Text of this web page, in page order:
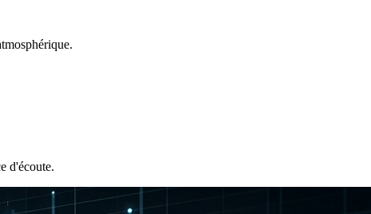
d'écoute.